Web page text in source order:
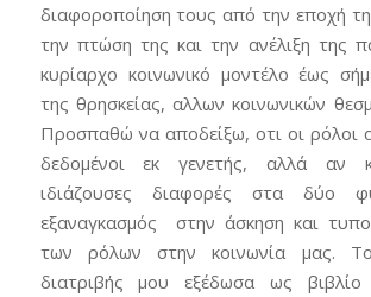
διαφοροποίηση τους από την εποχή
την πτώση της και την ανέλιξη της
κυρίαρχο κοινωνικό μοντέλο έως
της θρησκείας, αλλων κοινωνικών
Προσπαθώ να αποδείξω, οτι οι ρόλοι
δεδομένοι εκ γενετής, αλλά αν
ιδιάζουσες διαφορές στα δύο
εξαναγκασμός στην άσκηση και
των ρόλων στην κοινωνία μας. Το
διατριβής μου εξέδωσα ως